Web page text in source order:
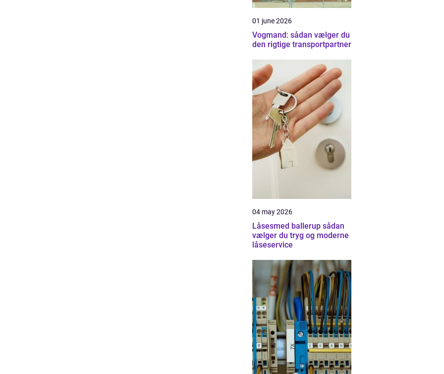
01 june 2026
Vogmand: sådan vælger du
den rigtige transportpartner
04 may 2026
Låsesmed ballerup sådan
vælger du tryg og moderne
låseservice